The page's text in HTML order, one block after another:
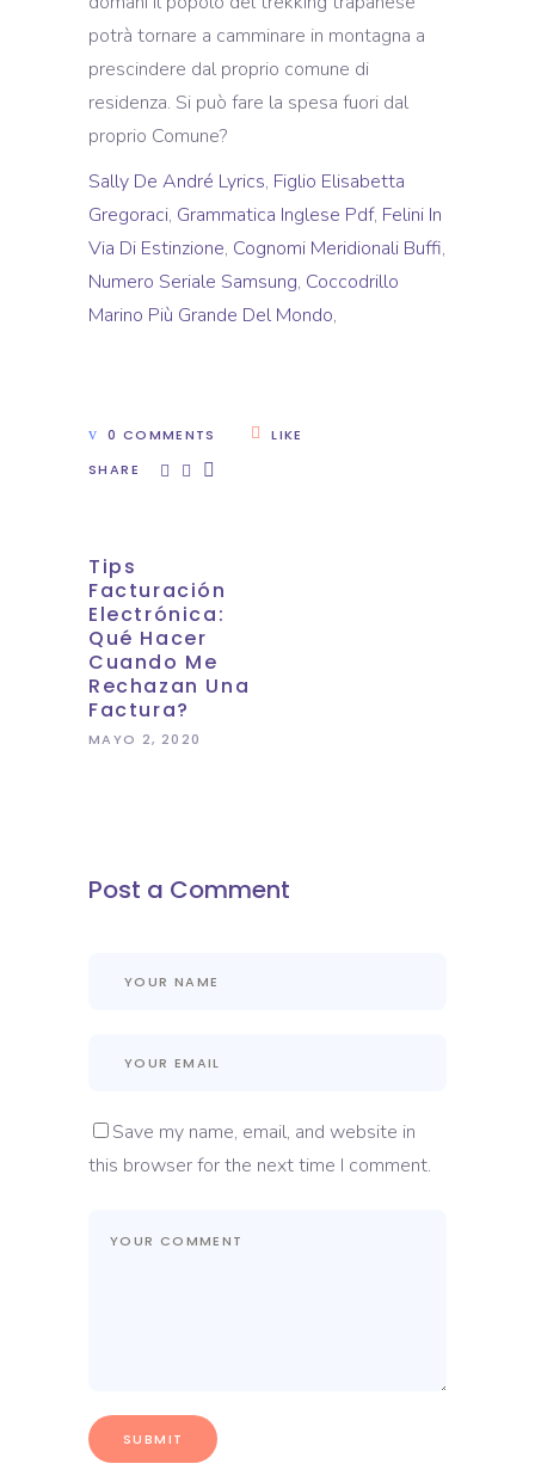
Sally De André Lyrics, Figlio Elisabetta
Gregoraci, Grammatica Inglese Pdf, Felini In
Via Di Estinzione, Cognomi Meridionali Buffi,
Numero Seriale Samsung, Coccodrillo
Marino Più Grande Del Mondo,
0 COMMENTS
LIKE
SHARE
Tips
Facturación
Electrónica:
Qué Hacer
Cuando Me
Rechazan Una
Factura?
MAYO 2, 2020
Post a Comment
Save my name, email, and website in
this browser for the next time I comment.